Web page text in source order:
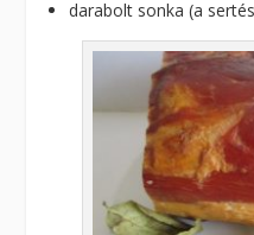
darabolt sonka (a